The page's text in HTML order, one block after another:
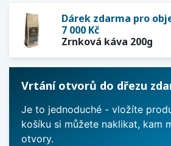
Dárek zdarma pro
7 000 Kč
Zrnková káva 200g
Vrtání otvorů do dřezu
Je to jednoduché - vložíte
košíku si můžete naklikat, kam
otvory.